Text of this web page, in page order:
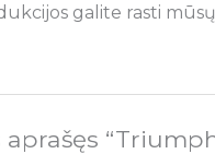
galite rasti